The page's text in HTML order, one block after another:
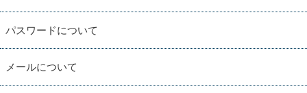
パスワードについて
メールについて